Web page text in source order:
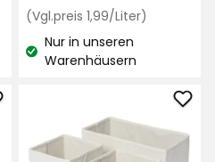
basierend
auf
48
€
(Vgl.preis 1,99/Liter)
Lagerbestand:
Nur in unseren
Warenhäusern
zu